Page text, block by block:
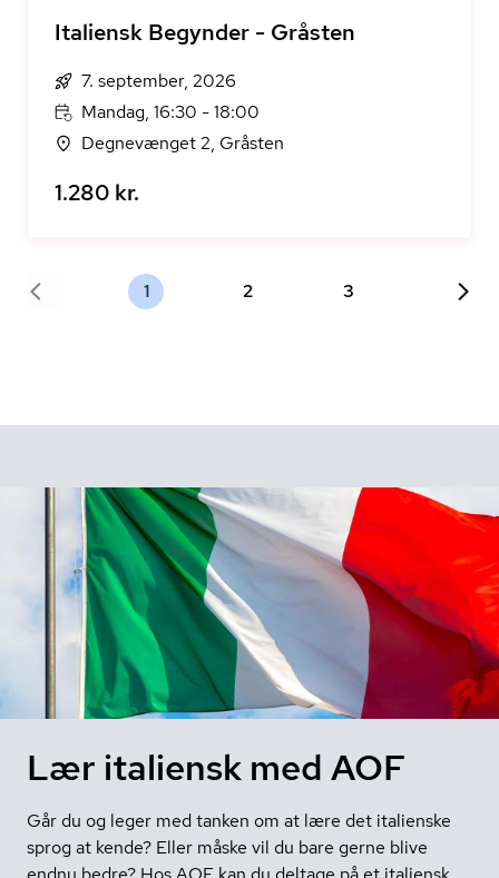
Italiensk Begynder - Gråsten
7. september, 2026
Mandag, 16:30 - 18:00
Degnevænget 2, Gråsten
1.280 kr.
1 2 3
Lær italiensk med AOF
Går du og leger med tanken om at lære det italienske
sprog at kende? Eller måske vil du bare gerne blive